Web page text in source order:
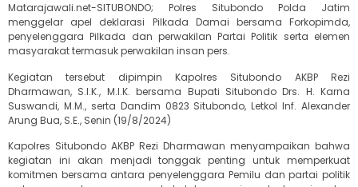
Matarajawali.net-SITUBONDO; Polres Situbondo Polda Jatim
menggelar apel deklarasi Pilkada Damai bersama Forkopimda,
penyelenggara Pilkada dan perwakilan Partai Politik serta elemen
masyarakat termasuk perwakilan insan pers.
Kegiatan tersebut dipimpin Kapolres Situbondo AKBP Rezi
Dharmawan, S.I.K., M.I.K. bersama Bupati Situbondo Drs. H. Karna
Suswandi, M.M., serta Dandim 0823 Situbondo, Letkol Inf. Alexander
Arung Bua, S.E., Senin (19/8/2024)
Kapolres Situbondo AKBP Rezi Dharmawan menyampaikan bahwa
kegiatan ini akan menjadi tonggak penting untuk memperkuat
komitmen bersama antara penyelenggara Pemilu dan partai politik